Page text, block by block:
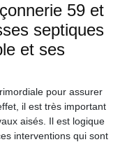
59 et
septiques
et ses
pour assurer
il est très important
aisés. Il est logique
interventions qui sont